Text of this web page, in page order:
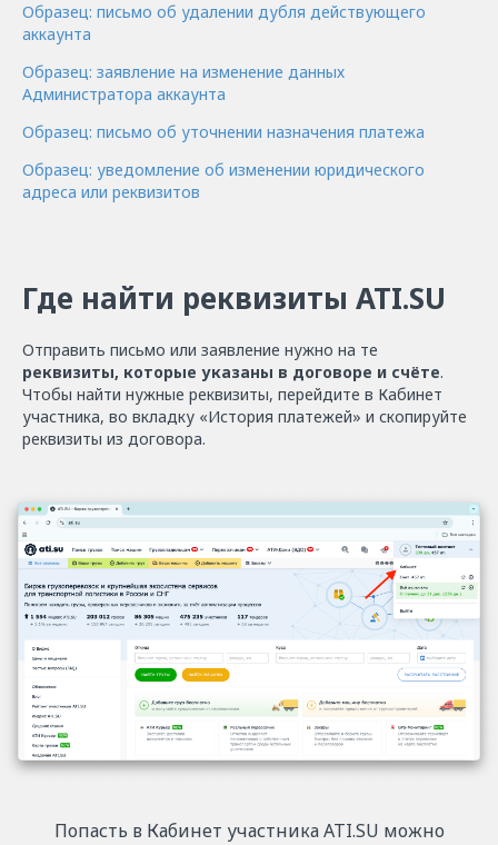
Образец: письмо об удалении дубля действующего
аккаунта
Образец: заявление на изменение данных
Администратора аккаунта
Образец: письмо об уточнении назначения платежа
Образец: уведомление об изменении юридического
адреса или реквизитов
Где найти реквизиты ATI.SU
Отправить письмо или заявление нужно на те
реквизиты, которые указаны в договоре и счёте.
Чтобы найти нужные реквизиты, перейдите в Кабинет
участника, во вкладку «История платежей» и скопируйте
реквизиты из договора.
Попасть в Кабинет участника ATI.SU можно